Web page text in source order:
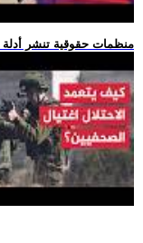
.. منظمات حقوقية تنشر أدلة